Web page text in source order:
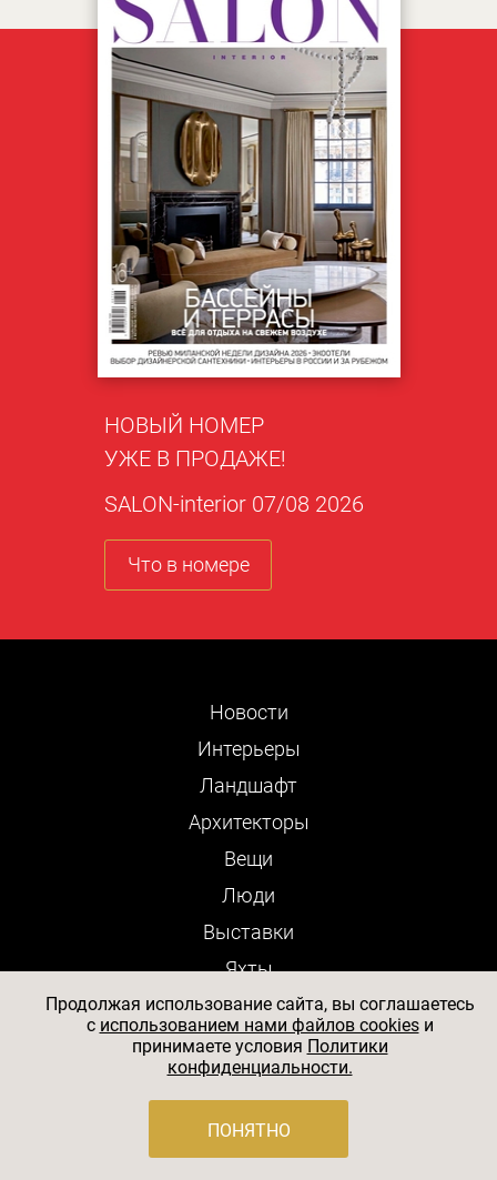
НОВЫЙ НОМЕР
УЖЕ В ПРОДАЖЕ!
SALON-interior 07/08 2026
Что в номере
Новости
Интерьеры
Ландшафт
Архитекторы
Вещи
Люди
Выставки
Яхты
Отели
Рестораны
Журнал
Продолжая использование сайта, вы соглашаетесь
c использованием нами файлов cookiesи
принимаете условия Политики
конфиденциальности.
ПОНЯТНО